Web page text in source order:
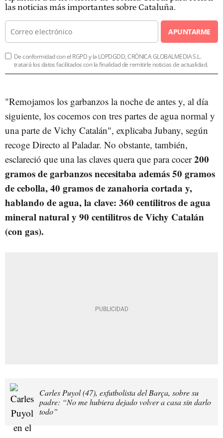
las noticias más importantes sobre Cataluña.
APUNTARME
De conformidad con el RGPD y la LOPDGDD, CRÓNICA GLOBALMEDIA S.L.
tratará los datos facilitados con la finalidad de remitirle noticias de actualidad.
"Remojamos los garbanzos la noche de antes y, al día
siguiente, los cocemos con tres partes de agua normal y
una parte de Vichy Catalán", explicaba Jubany, según
recoge Directo al Paladar. No obstante, también,
esclareció que una las claves quera que para cocer200
gramos de garbanzos necesitaba además 50 gramos
de cebolla, 40 gramos de zanahoria cortada y,
hablando de agua, la clave: 360 centilitros de agua
mineral natural y 90 centilitros de Vichy Catalán
(con gas).
Carles Puyol (47), exfutbolista del Barça, sobre su
padre: “No me hubiera dejado volver a casa sin darlo
todo”